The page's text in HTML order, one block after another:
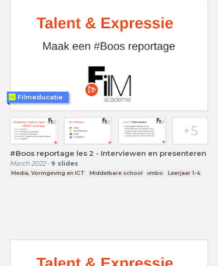
#Boos reportage les 2 - Interviewen en presenteren
March 2022- 9 slides
Media, Vormgeving en ICT Middelbare school vmbo Leerjaar 1-4
Filmeducatie